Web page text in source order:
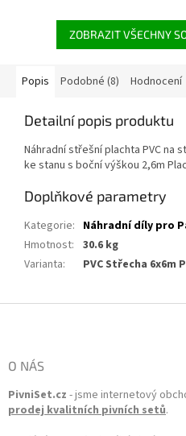
ZOBRAZIT VŠECHNY
Popis Podobné (8) Hodnocení
Detailní popis produktu
Náhradní střešní plachta PVC na
ke stanu s boční výškou 2,6m
Doplňkové parametry
Kategorie: Náhradní díly pro
Hmotnost: 30.6 kg
Varianta: PVC Střecha 6x6m
O NÁS
PivniSet.cz - jsme internetový
prodej kvalitních pivních setů.